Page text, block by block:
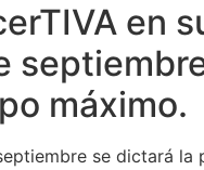
en
máximo.
se dictará